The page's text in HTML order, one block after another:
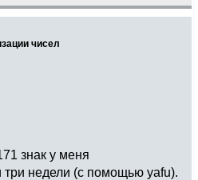
чисел
знак у меня
три недели (с помощью yafu).